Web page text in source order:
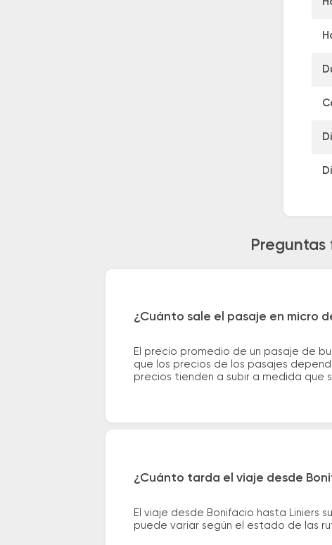
¿Cuánto sale el pasaje en micro
El precio promedio de un pasaje de
que los precios de los pasajes
precios tienden a subir a medida
¿Cuánto tarda el viaje desde
El viaje desde Bonifacio hasta Liniers
puede variar según el estado de las